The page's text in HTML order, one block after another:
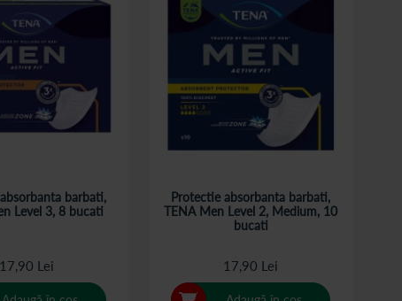
barbati,
Level 3, 8 bucati
17,90 Lei
Protectie absorbanta barbati,
TENA Men Level 2, Medium, 10
bucati
17,90 Lei